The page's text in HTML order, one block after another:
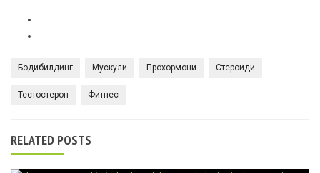
Бодибилдинг Мускули Прохормони Стероиди
Тестостерон Фитнес
RELATED POSTS